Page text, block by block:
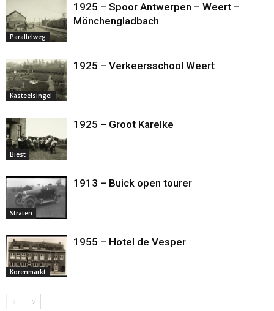
Parallelweg
1925 – Spoor Antwerpen – Weert –
Mönchengladbach
Kasteelsingel
1925 – Verkeersschool Weert
Biest
1925 – Groot Karelke
Straten
1913 – Buick open tourer
Korenmarkt
1955 – Hotel de Vesper